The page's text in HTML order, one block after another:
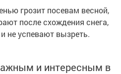
грозит посевам весной,
после схождения снега,
не успевают вызреть.
и интересным в